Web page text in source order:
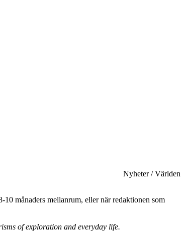
Nyheter / Världen
månaders mellanrum, eller när redaktionen som
of exploration and everyday life.